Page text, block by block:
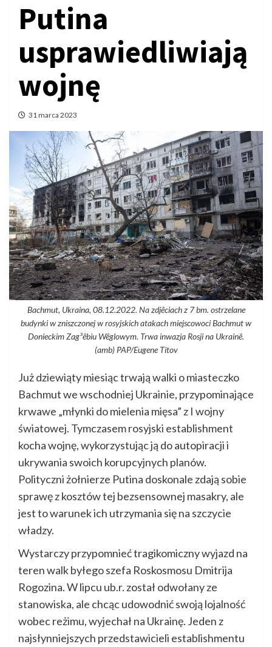
Putina
usprawiedliwiają
wojnę
31 marca 2023
Bachmut, Ukraina, 08.12.2022. Na zdjêciach z 7 bm. ostrzelane
budynki w zniszczonej w rosyjskich atakach miejscowoci Bachmut w
Donieckim Zag³êbiu Wêglowym. Trwa inwazja Rosji na Ukrainê.
(amb) PAP/Eugene Titov
Już dziewiąty miesiąc trwają walki o miasteczko
Bachmut we wschodniej Ukrainie, przypominające
krwawe „młynki do mielenia mięsa” z I wojny
światowej. Tymczasem rosyjski establishment
kocha wojnę, wykorzystując ją do autopiracji i
ukrywania swoich korupcyjnych planów.
Polityczni żołnierze Putina doskonale zdają sobie
sprawę z kosztów tej bezsensownej masakry, ale
jest to warunek ich utrzymania się na szczycie
władzy.
Wystarczy przypomnieć tragikomiczny wyjazd na
teren walk byłego szefa Roskosmosu Dmitrija
Rogozina. W lipcu ub.r. został odwołany ze
stanowiska, ale chcąc udowodnić swoją lojalność
wobec reżimu, wyjechał na Ukrainę. Jeden z
najsłynniejszych przedstawicieli establishmentu